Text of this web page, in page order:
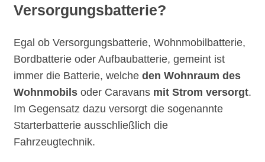
Versorgungsbatterie?
Egal ob Versorgungsbatterie, Wohnmobilbatterie,
Bordbatterie oder Aufbaubatterie, gemeint ist
immer die Batterie, welche den Wohnraum des
Wohnmobils oder Caravans mit Strom versorgt.
Im Gegensatz dazu versorgt die sogenannte
Starterbatterie ausschließlich die
Fahrzeugtechnik.